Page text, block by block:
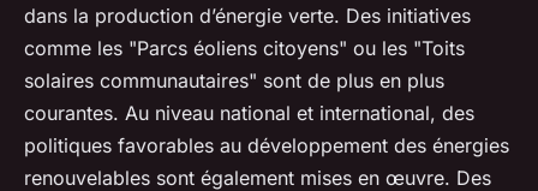
dans la production d’énergie verte. Des initiatives
comme les "Parcs éoliens citoyens" ou les "Toits
solaires communautaires" sont de plus en plus
courantes. Au niveau national et international, des
politiques favorables au développement des énergies
renouvelables sont également mises en œuvre. Des